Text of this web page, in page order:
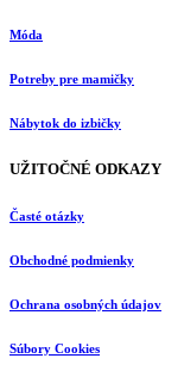
Móda
Potreby pre mamičky
Nábytok do izbičky
UŽITOČNÉ ODKAZY
Časté otázky
Obchodné podmienky
Ochrana osobných údajov
Súbory Cookies